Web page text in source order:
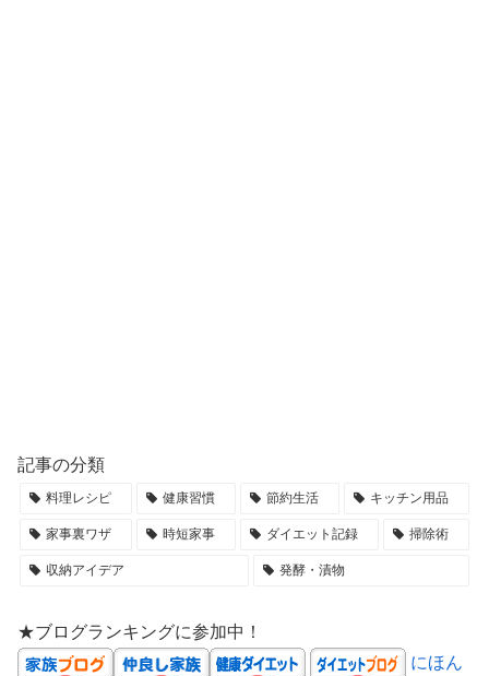
記事の分類
料理レシピ 健康習慣 節約生活 キッチン用品
家事裏ワザ 時短家事 ダイエット記録 掃除術
収納アイデア 発酵・漬物
★ブログランキングに参加中！
にほん